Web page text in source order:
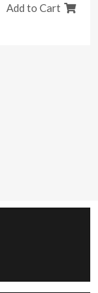
Add to Cart